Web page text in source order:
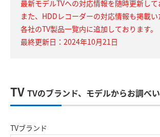
最新モデルTVへの対応情報を随時更新して
また、HDDレコーダーの対応情報も掲載い
各社のTV製品一覧内に追加しております。
最終更新日：2024年10月21日
TV TVのブランド、モデルからお調べい
TVブランド